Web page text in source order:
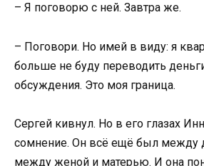
– Я поговорю с ней. Завтра же.
– Поговори. Но имей в виду: я
больше не буду переводить
обсуждения. Это моя граница.
Сергей кивнул. Но в его глазах
сомнение. Он всё ещё был между
между женой и матерью. И она